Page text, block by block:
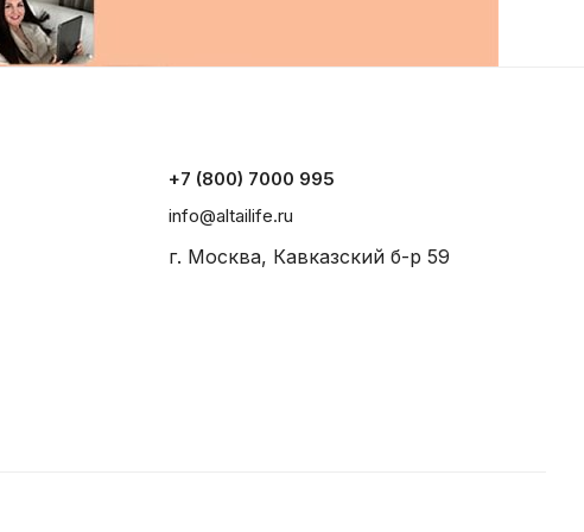
+7 (800) 7000 995
info@altailife.ru
г. Москва, Кавказский б-р 59